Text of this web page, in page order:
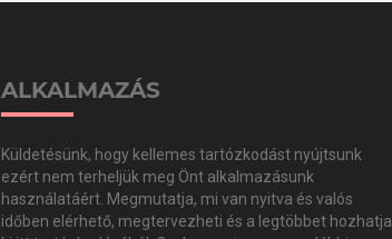
ALKALMAZÁS
Küldetésünk, hogy kellemes tartózkodást nyújtsunk
ezért nem terheljük meg Önt alkalmazásunk
használatáért. Megmutatja, mi van nyitva és valós
időben elérhető, megtervezheti és a legtöbbet hozhatja